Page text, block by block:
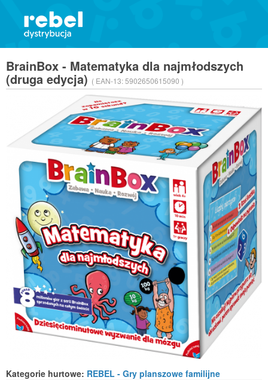
BrainBox - Matematyka dla najmłodszych
(druga edycja) ( EAN-13:5902650615090 )
Kategorie hurtowe: REBEL - Gry planszowe familijne